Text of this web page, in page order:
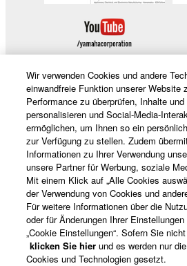
Produkte und Lösungen
News
Über Yamaha
Wir verwenden Cookies und andere
einwandfreie Funktion unserer Website
Performance zu überprüfen, Inhalte
personalisieren und Social-Media-
ermöglichen, um Ihnen so ein
zur Verfügung zu stellen. Zudem
Informationen zu Ihrer Verwendung
unsere Partner für Werbung, soziale
Mit einem Klick auf „Alle Cookies
der Verwendung von Cookies und
Für weitere Informationen über die
oder für Änderungen Ihrer
„Cookie Einstellungen“. Sofern Sie
klicken Sie hier und es werden nur
Cookies und Technologien gesetzt.